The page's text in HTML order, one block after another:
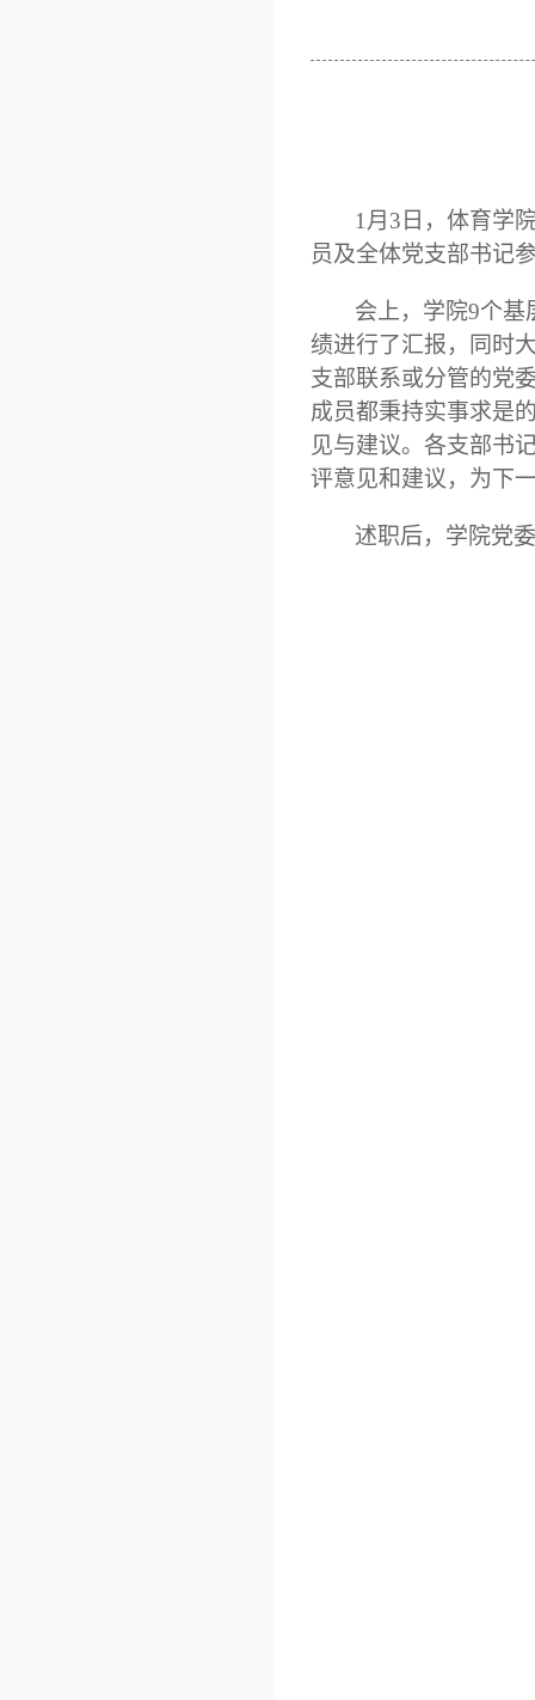
1月3日，体育学
员及全体党支部书记
会上，学院9个基
绩进行了汇报，同时
支部联系或分管的党
成员都秉持实事求是
见与建议。各支部书
评意见和建议，为下
述职后，学院党